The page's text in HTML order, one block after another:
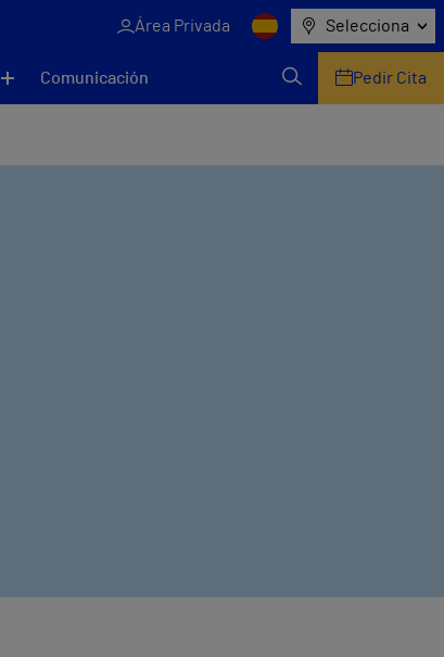
Área Privada Selecciona
Comunicación Pedir Cita